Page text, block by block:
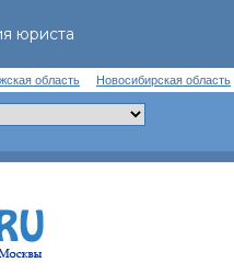
область Новосибирская область